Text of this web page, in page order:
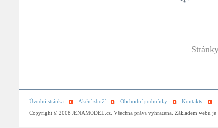
Úvodní stránka Akční zboží Obchodní podmínky Kontakty
Copyright © 2008 JENAMODEL.cz. Všechna práva vyhrazena. Základem webu je